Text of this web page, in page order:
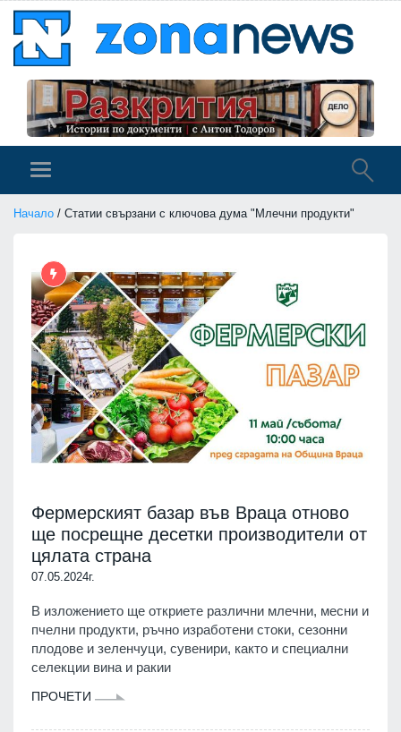
Начало / Статии свързани с ключова дума "Млечни продукти"
Фермерският базар във Враца отново
ще посрещне десетки производители от
цялата страна
07.05.2024г.
В изложението ще откриете различни млечни, месни и
пчелни продукти, ръчно изработени стоки, сезонни
плодове и зеленчуци, сувенири, както и специални
селекции вина и ракии
ПРОЧЕТИ